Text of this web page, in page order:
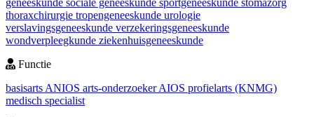
thoraxchirurgie tropengeneeskunde urologie
verslavingsgeneeskunde verzekeringsgeneeskunde
wondverpleegkunde ziekenhuisgeneeskunde
Functie
basisarts ANIOS arts-onderzoekerAIOS profielarts (KNMG)
medisch specialist